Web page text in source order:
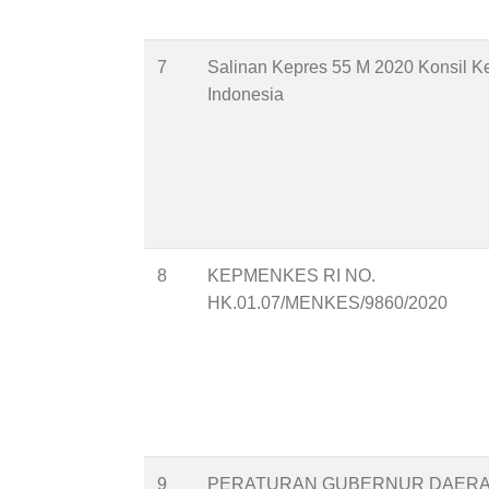
7
Salinan Kepres 55 M 2020 Konsil
Indonesia
8
KEPMENKES RI NO.
HK.01.07/MENKES/9860/2020
9 PERATURAN GUBERNUR